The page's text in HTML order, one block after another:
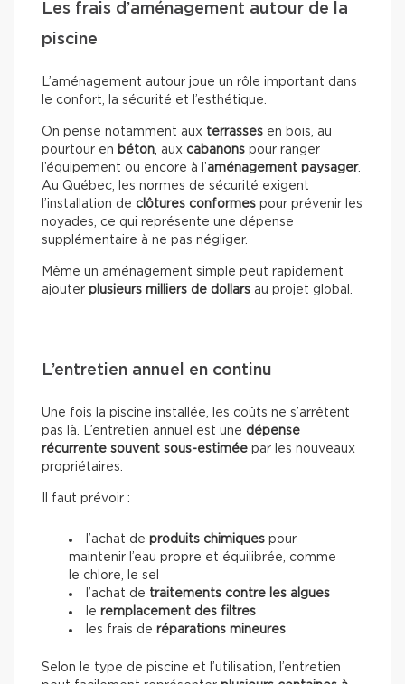
Les frais d’aménagement autour de la
piscine
L’aménagement autour joue un rôle important dans
le confort, la sécurité et l’esthétique.
On pense notamment aux terrasses en bois, au
pourtour en béton, aux cabanons pour ranger
l’équipement ou encore à l’aménagement paysager.
Au Québec, les normes de sécurité exigent
l’installation de clôtures conformes pour prévenir les
noyades, ce qui représente une dépense
supplémentaire à ne pas négliger.
Même un aménagement simple peut rapidement
ajouter plusieurs milliers de dollars au projet global.
L’entretien annuel en continu
Une fois la piscine installée, les coûts ne s’arrêtent
pas là. L’entretien annuel est une dépense
récurrente souvent sous-estimée par les nouveaux
propriétaires.
Il faut prévoir :
l’achat de produits chimiques pour
maintenir l’eau propre et équilibrée, comme
le chlore, le sel
l’achat de traitements contre les algues
le remplacement des filtres
les frais de réparations mineures
Selon le type de piscine et l’utilisation, l’entretien